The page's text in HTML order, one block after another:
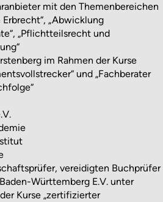
mit den Themenbereichen
„Abwicklung
„Pflichtteilsrecht und
im Rahmen der Kurse
und „Fachberater
vereidigten Buchprüfer
Württemberg E.V. unter
Kurse „zertifizierter